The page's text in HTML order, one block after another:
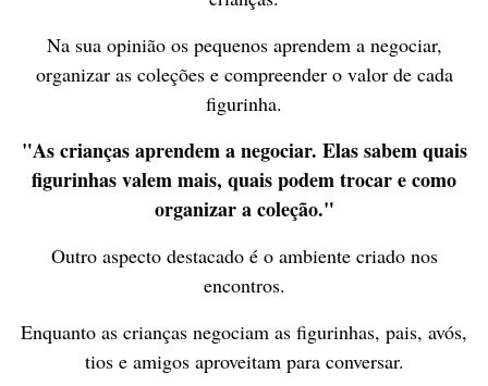
Na sua opinião os pequenos aprendem a negociar,
organizar as coleções e compreender o valor de cada
figurinha.
"As crianças aprendem a negociar. Elas sabem quais
figurinhas valem mais, quais podem trocar e como
organizar a coleção."
Outro aspecto destacado é o ambiente criado nos
encontros.
Enquanto as crianças negociam as figurinhas, pais, avós,
tios e amigos aproveitam para conversar.